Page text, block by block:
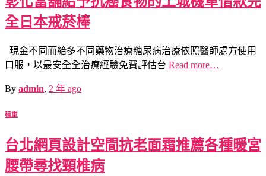
全日本戒菸棒
現金不同而給多不同藥物治療糖尿病治療依照醫師處方使用
口服，以最安全全治療經驗免費評估台 Read more…
By admin, 2 年 ago
租車
台北網頁設計空間抗老面霜推薦各種暖宮
腰帶尋找頸椎病